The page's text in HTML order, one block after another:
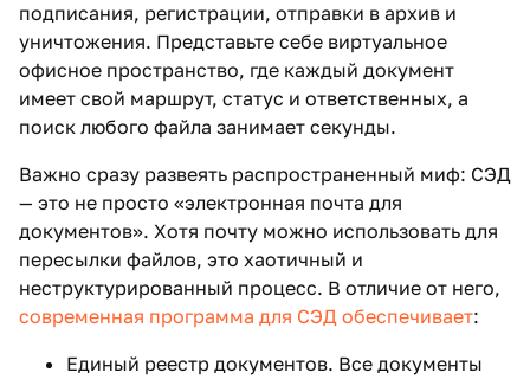
подписания, регистрации, отправки в архив и
уничтожения. Представьте себе виртуальное
офисное пространство, где каждый документ
имеет свой маршрут, статус и ответственных, а
поиск любого файла занимает секунды.
Важно сразу развеять распространенный миф: СЭД
— это не просто «электронная почта для
документов». Хотя почту можно использовать для
пересылки файлов, это хаотичный и
неструктурированный процесс. В отличие от него,
современная программа для СЭД обеспечивает:
Единый реестр документов. Все документы